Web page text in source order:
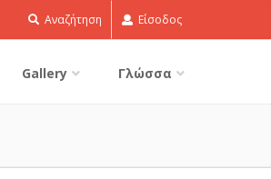
Αναζήτηση Είσοδος
Gallery Γλώσσα